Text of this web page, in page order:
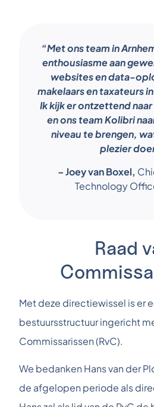
“Met ons team in
enthousiasme aan
websites en data-
makelaars en taxateurs
Ik kijk er ontzettend
en ons team Kolibri
niveau te brengen,
plezier
– Joey van Boxel,
Technology
Raad
Met deze directiewissel is er
bestuursstructuur ingericht
Commissarissen (RvC).
We bedanken Hans van der
de afgelopen periode als